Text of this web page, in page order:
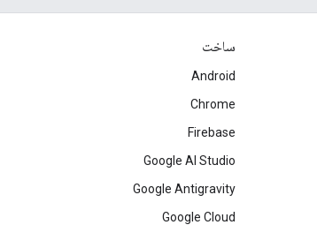
ساخت
Android
Chrome
Firebase
Google AI Studio
Google Antigravity
Google Cloud